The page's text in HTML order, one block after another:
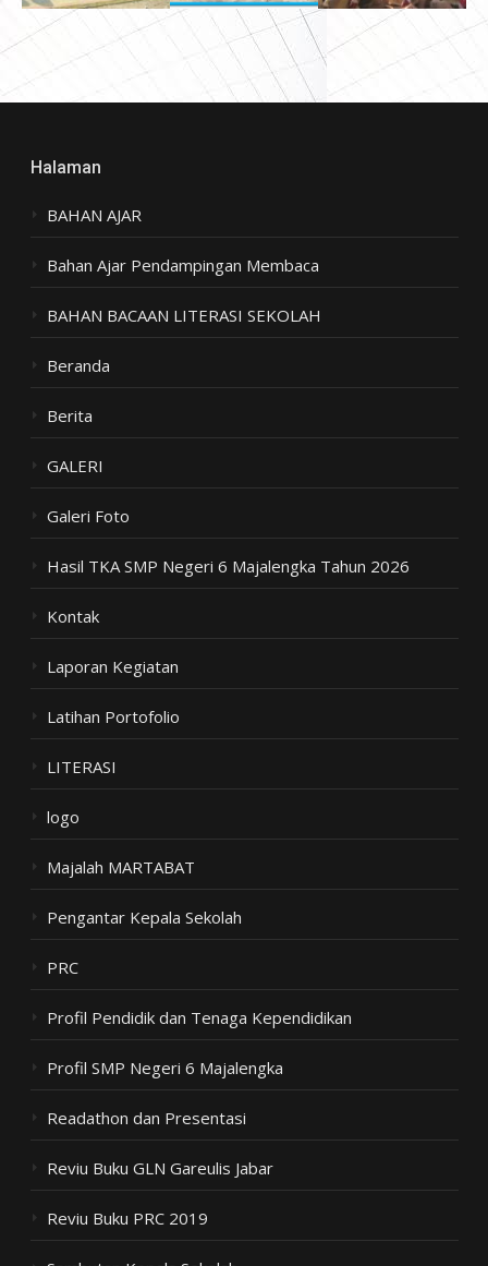
Halaman
BAHAN AJAR
Bahan Ajar Pendampingan Membaca
BAHAN BACAAN LITERASI SEKOLAH
Beranda
Berita
GALERI
Galeri Foto
Hasil TKA SMP Negeri 6 Majalengka Tahun 2026
Kontak
Laporan Kegiatan
Latihan Portofolio
LITERASI
logo
Majalah MARTABAT
Pengantar Kepala Sekolah
PRC
Profil Pendidik dan Tenaga Kependidikan
Profil SMP Negeri 6 Majalengka
Readathon dan Presentasi
Reviu Buku GLN Gareulis Jabar
Reviu Buku PRC 2019